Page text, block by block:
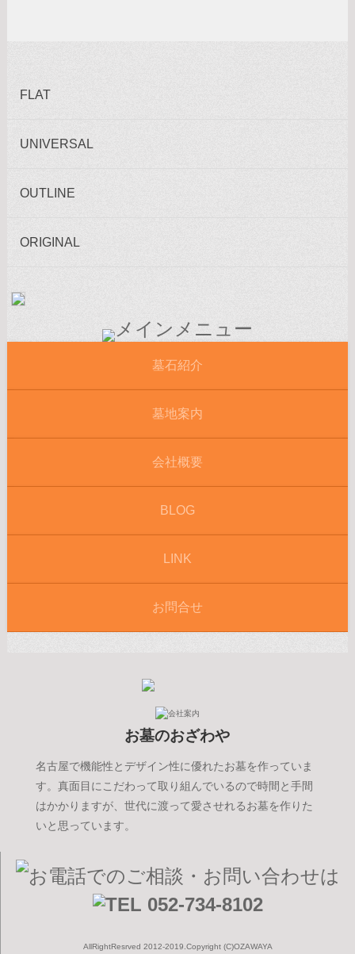
FLAT
UNIVERSAL
OUTLINE
ORIGINAL
墓石紹介
墓地案内
会社概要
BLOG
LINK
お問合せ
お墓のおざわや
名古屋で機能性とデザイン性に優れたお墓を作っていま
す。真面目にこだわって取り組んでいるので時間と手間
はかかりますが、世代に渡って愛させれるお墓を作りた
いと思っています。
AllRightResrved 2012-2019.Copyright (C)OZAWAYA